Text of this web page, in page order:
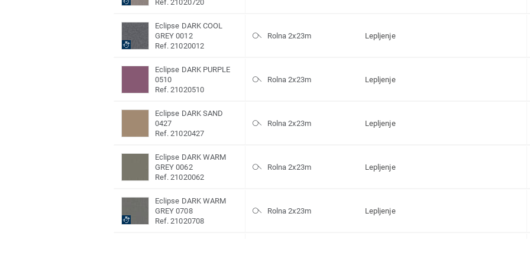
Ref. 21020720
Eclipse DARK COOL
GREY 0012
Ref. 21020012
Rolna 2x23m Lepljenje
Eclipse DARK PURPLE
0510
Ref. 21020510
Rolna 2x23m Lepljenje
Eclipse DARK SAND
0427
Ref. 21020427
Rolna 2x23m Lepljenje
Eclipse DARK WARM
GREY 0062
Ref. 21020062
Rolna 2x23m Lepljenje
Eclipse DARK WARM
GREY 0708
Ref. 21020708
Rolna 2x23m Lepljenje